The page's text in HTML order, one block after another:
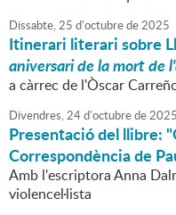
Dissabte,25 d'octubrede2025
Itinerari literari sobre
aniversari de la mort de
a càrrec de l'Òscar
Divendres,24d'octubrede2025
Presentació del llibre:
Correspondència de
Amb l'escriptora Anna
violencel·lista